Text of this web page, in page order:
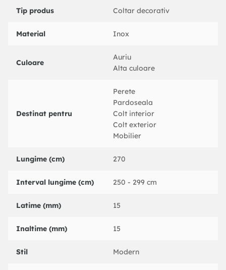
Tip produs Coltar decorativ
Material Inox
Culoare
Auriu
Alta culoare
Destinat pentru
Perete
Pardoseala
Colt interior
Colt exterior
Mobilier
Lungime (cm) 270
Interval lungime (cm) 250 - 299 cm
Latime (mm) 15
Inaltime (mm) 15
Stil Modern